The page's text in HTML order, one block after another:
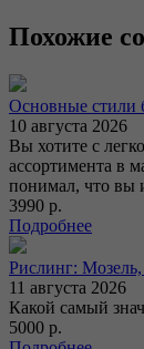
Похожие
Основные стили
10 августа 2026
Вы хотите с
ассортимента в
понимал, что вы
3990 р.
Подробнее
Рислинг:
11 августа 2026
Какой самый
5000 р.